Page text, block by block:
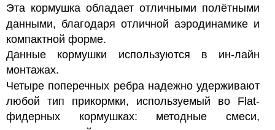
Эта кормушка обладает отличными полётными
данными, благодаря отличной аэродинамике и
компактной форме.
Данные кормушки используются в ин-лайн
монтажах.
Четыре поперечных ребра надежно удерживают
любой тип прикормки, используемый во Flat-
фидерных кормушках: методные смеси,